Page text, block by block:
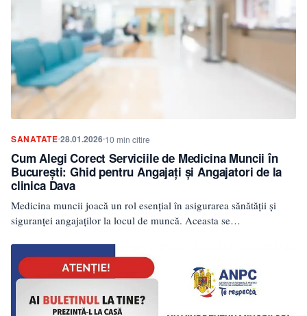
SANATATE 28.01.202610 min citire
Cum Alegi Corect Serviciile de Medicina Muncii în
București: Ghid pentru Angajați și Angajatori de la
clinica Dava
Medicina muncii joacă un rol esențial în asigurarea sănătății și
siguranței angajaților la locul de muncă. Aceasta se…